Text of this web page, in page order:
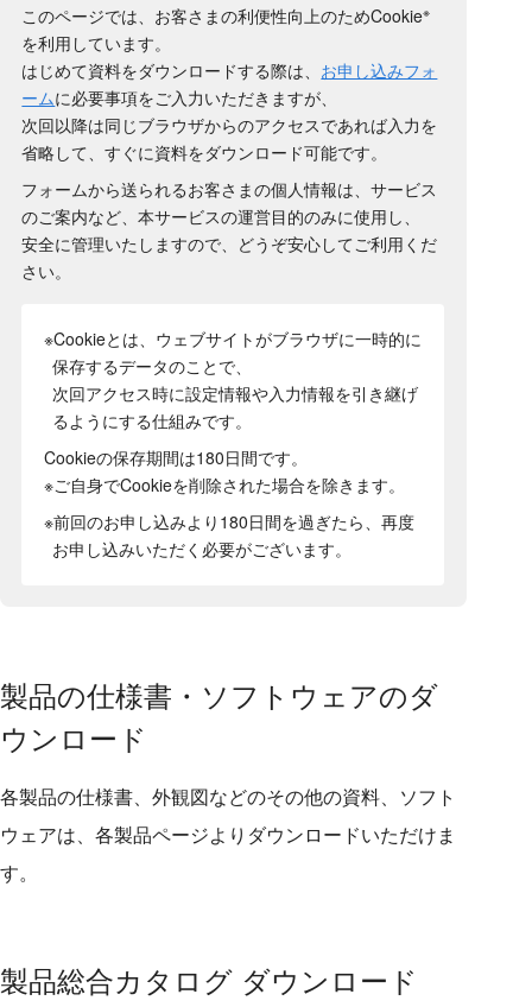
このページでは、お客さまの利便性向上のためCookie※
を利用しています。
はじめて資料をダウンロードする際は、 お申し込みフォ
ームに必要事項をご入力いただきますが、
次回以降は同じブラウザからのアクセスであれば入力を
省略して、すぐに資料をダウンロード可能です。
フォームから送られるお客さまの個人情報は、サービス
のご案内など、本サービスの運営目的のみに使用し、
安全に管理いたしますので、どうぞ安心してご利用くだ
さい。
※Cookieとは、ウェブサイトがブラウザに一時的に
保存するデータのことで、
次回アクセス時に設定情報や入力情報を引き継げ
るようにする仕組みです。
Cookieの保存期間は180日間です。
※ご自身でCookieを削除された場合を除きます。
※前回のお申し込みより180日間を過ぎたら、再度
お申し込みいただく必要がございます。
製品の仕様書・ソフトウェアのダ
ウンロード
各製品の仕様書、外観図などのその他の資料、ソフト
ウェアは、各製品ページよりダウンロードいただけま
す。
製品総合カタログ ダウンロード